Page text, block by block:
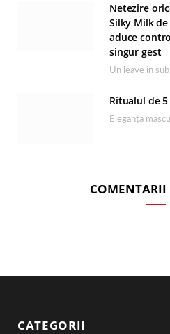
Netezire
Silky Milk
aduce
singur gest
Ritualul de
COMENTARII
CATEGORII